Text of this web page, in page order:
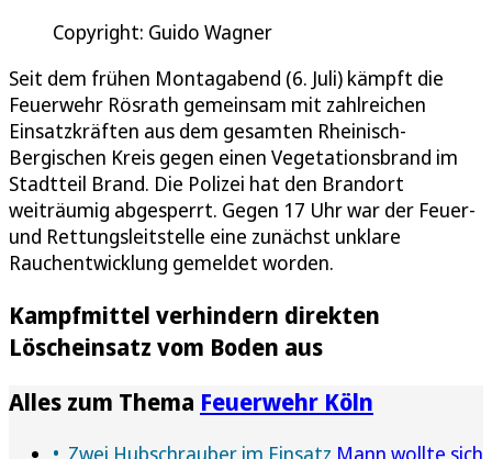
Copyright: Guido Wagner
Seit dem frühen Montagabend (6. Juli) kämpft die
Feuerwehr Rösrath gemeinsam mit zahlreichen
Einsatzkräften aus dem gesamten Rheinisch-
Bergischen Kreis gegen einen Vegetationsbrand im
Stadtteil Brand. Die Polizei hat den Brandort
weiträumig abgesperrt. Gegen 17 Uhr war der Feuer-
und Rettungsleitstelle eine zunächst unklare
Rauchentwicklung gemeldet worden.
Kampfmittel verhindern direkten
Löscheinsatz vom Boden aus
Alles zum Thema Feuerwehr Köln
Zwei Hubschrauber im Einsatz Mann wollte sich